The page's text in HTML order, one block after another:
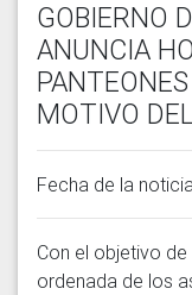
GOBIERNO
ANUNCIA
MOTIVO
Fecha de la
Con el objetivo
ordenada de los